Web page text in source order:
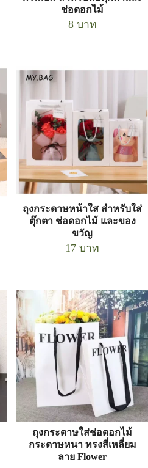
ช่อดอกไม้
8 บาท
ถุงกระดาษหน้าใส สำหรับใส่
ตุ๊กตา ช่อดอกไม้ และของ
ขวัญ
17 บาท
ถุงกระดาษใส่ช่อดอกไม้
กระดาษหนา ทรงสี่เหลี่ยม
ลาย Flower